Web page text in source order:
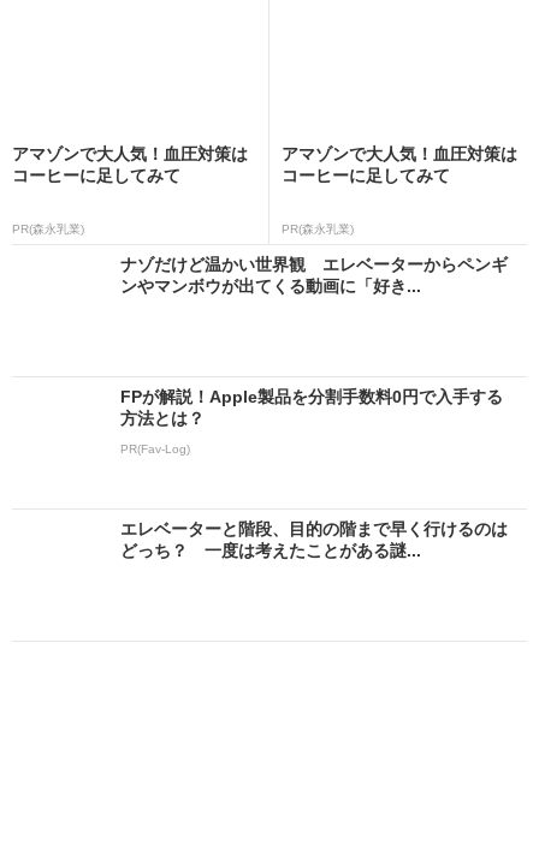
アマゾンで大人気！血圧対策は
コーヒーに足してみて
PR(森永乳業)
アマゾンで大人気！血圧対策は
コーヒーに足してみて
PR(森永乳業)
ナゾだけど温かい世界観 エレベーターからペンギ
ンやマンボウが出てくる動画に「好き...
FPが解説！Apple製品を分割手数料0円で入手する
方法とは？
PR(Fav-Log)
エレベーターと階段、目的の階まで早く行けるのは
どっち？ 一度は考えたことがある謎...